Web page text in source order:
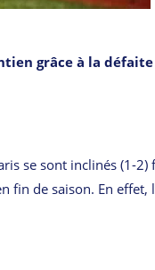
grâce à la défaite
se sont inclinés (1-2)
fin de saison. En effet,